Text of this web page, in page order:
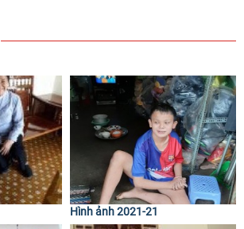
Hình ảnh 2021-21